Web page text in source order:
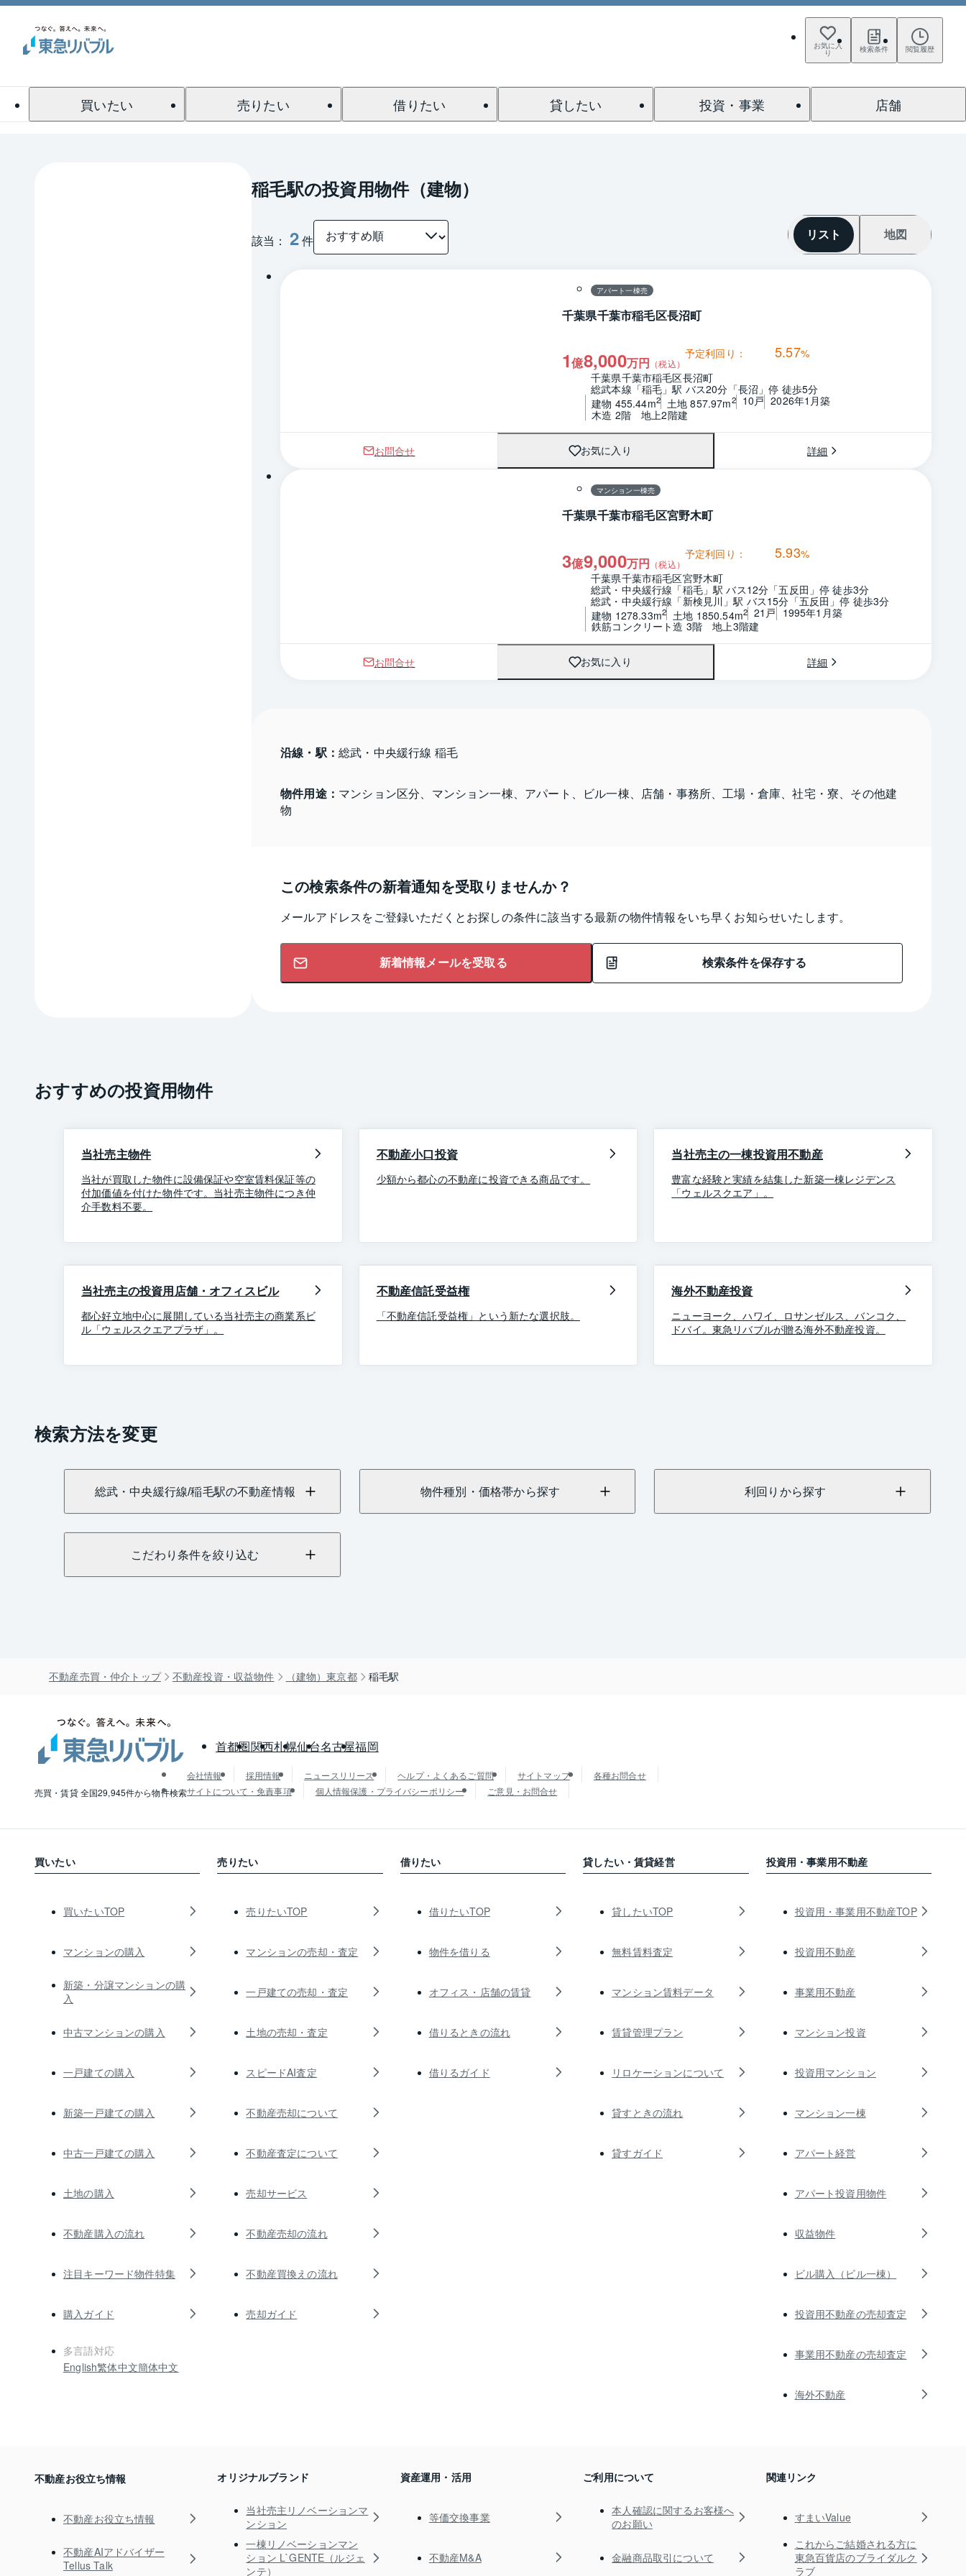
お気に入
り 検索条件 閲覧履歴
買いたい 売りたい 借りたい 貸したい 投資・事業 店舗
稲毛駅の投資用物件（建物）
該当： 2件 リスト 地図
1 / 0
アパート一棟売
千葉県千葉市稲毛区長沼町
1億8,000万円 （税込）
予定利回り： 5.57%
千葉県千葉市稲毛区長沼町
総武本線「稲毛」駅 バス20分「長沼」停 徒歩5分
建物 455.44m2 土地 857.97m2 10戸 2026年1月築
木造 2階　地上2階建
お問合せ お気に入り 詳細
マンション一棟売
千葉県千葉市稲毛区宮野木町
3億9,000万円 （税込）
予定利回り： 5.93%
千葉県千葉市稲毛区宮野木町
総武・中央緩行線「稲毛」駅 バス12分「五反田」停 徒歩3分
総武・中央緩行線「新検見川」駅 バス15分「五反田」停 徒歩3分
建物 1278.33m2 土地 1850.54m2 21戸 1995年1月築
鉄筋コンクリート造 3階　地上3階建
お問合せ お気に入り 詳細
沿線・駅： 総武・中央緩行線 稲毛
物件用途： マンション区分、マンション一棟、アパート、ビル一棟、店舗・事務所、工場・倉庫、社宅・寮、その他建
物
この検索条件の新着通知を受取りませんか？
メールアドレスをご登録いただくとお探しの条件に該当する最新の物件情報をいち早くお知らせいたします。
新着情報メールを受取る 検索条件を保存する
おすすめの投資用物件
当社売主物件
当社が買取した物件に設備保証や空室賃料保証等の
付加価値を付けた物件です。当社売主物件につき仲
介手数料不要。
不動産小口投資
少額から都心の不動産に投資できる商品です。
当社売主の一棟投資用不動産
豊富な経験と実績を結集した新築一棟レジデンス
「ウェルスクエア」。
当社売主の投資用店舗・オフィスビル
都心好立地中心に展開している当社売主の商業系ビ
ル「ウェルスクエアプラザ」。
不動産信託受益権
「不動産信託受益権」という新たな選択肢。
海外不動産投資
ニューヨーク、ハワイ、ロサンゼルス、バンコク、
ドバイ。東急リバブルが贈る海外不動産投資。
検索方法を変更
総武・中央緩行線/稲毛駅の不動産情報 物件種別・価格帯から探す 利回りから探す
こだわり条件を絞り込む
不動産売買・仲介トップ 不動産投資・収益物件 （建物）東京都 稲毛駅
売買・賃貸 全国29,945件から物件検索
首都圏関西札幌仙台名古屋福岡
会社情報 採用情報 ニュースリリース ヘルプ・よくあるご質問 サイトマップ
各種お問合せ
サイトについて・免責事項
個人情報保護・プライバシーポリシー ご意見・お問合せ
買いたい
買いたいTOP
マンションの購入
新築・分譲マンションの購
入
中古マンションの購入
一戸建ての購入
新築一戸建ての購入
中古一戸建ての購入
土地の購入
不動産購入の流れ
注目キーワード物件特集
購入ガイド
多言語対応
English繁体中文簡体中文
売りたい
売りたいTOP
マンションの売却・査定
一戸建ての売却・査定
土地の売却・査定
スピードAI査定
不動産売却について
不動産査定について
売却サービス
不動産売却の流れ
不動産買換えの流れ
売却ガイド
借りたい
借りたいTOP
物件を借りる
オフィス・店舗の賃貸
借りるときの流れ
借りるガイド
貸したい・賃貸経営
貸したいTOP
無料賃料査定
マンション賃料データ
賃貸管理プラン
リロケーションについて
貸すときの流れ
貸すガイド
投資用・事業用不動産
投資用・事業用不動産TOP
投資用不動産
事業用不動産
マンション投資
投資用マンション
マンション一棟
アパート経営
アパート投資用物件
収益物件
ビル購入（ビル一棟）
投資用不動産の売却査定
事業用不動産の売却査定
海外不動産
不動産お役立ち情報
不動産お役立ち情報
不動産AIアドバイザー
Tellus Talk
オリジナルブランド
当社売主リノベーションマ
ンション
一棟リノベーションマン
ション L`GENTE（ルジェ
ンテ）
資産運用・活用
等価交換事業
不動産M&A
ご利用について
本人確認に関するお客様へ
のお願い
金融商品取引について
関連リンク
すまいValue
これからご結婚される方に
東急百貨店のブライダルク
ラブ